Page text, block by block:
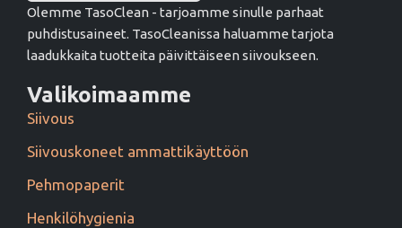
Olemme TasoClean - tarjoamme sinulle parhaat
puhdistusaineet. TasoCleanissa haluamme tarjota
laadukkaita tuotteita päivittäiseen siivoukseen.
Valikoimaamme
Siivous
Siivouskoneet ammattikäyttöön
Pehmopaperit
Henkilöhygienia